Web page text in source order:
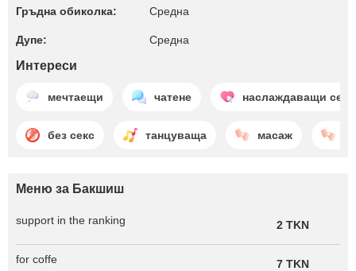
Гръдна обиколка: Среднa
Дупе: Среднa
Интереси
мечтаещи чатене наслаждаващи се
без секс танцуваща масаж
Меню за Бакшиш
support in the ranking 2 TKN
for coffe 7 TKN